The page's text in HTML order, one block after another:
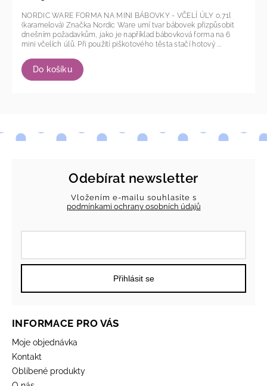
Do košíku
NORDIC WARE FORMA NA MINI BÁBOVKY - VČELÍ ÚLY 0,71l
(karamelová) Značka Nordic Ware umí tvar bábovek přizpůsobit
dnešním požadavkům, jako je například bábovková forma na 6
mini včelích úlů. Při použití piškotového těsta stačí hotový ...
Odebírat newsletter
Vložením e-mailu souhlasíte s
podmínkami ochrany osobních údajů
Přihlásit se
INFORMACE PRO VÁS
Moje objednávka
Kontakt
Oblíbené produkty